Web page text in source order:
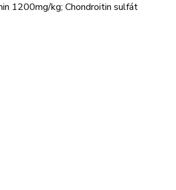
1200mg/kg; Chondroitin sulfát